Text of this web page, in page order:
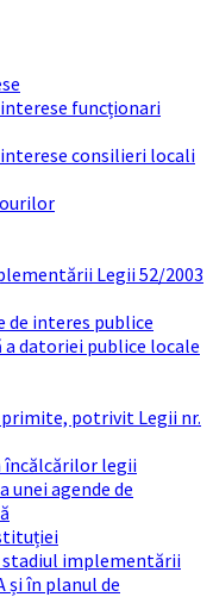
interese funcționari
interese consilieri locali
Legii 52/2003
de interes publice
a datoriei publice locale
potrivit Legii nr.
încălcărilor legii
unei agende de
implementării
și în planul de